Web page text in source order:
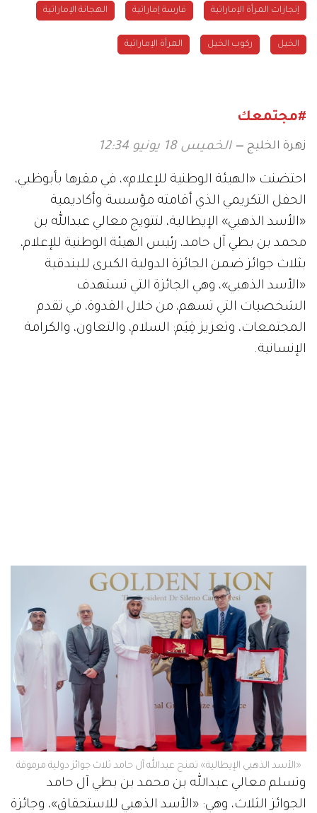
إنجازات المرأة الإماراتية فارسة إماراتية الهجانة الإماراتية
الخيل ركوب الخيل المرأة الإماراتية
#مجتمعك
زهرة الخليج الخميس 18 يونيو 12:34
احتضنت «الهيئة الوطنية للإعلام»، في مقرها بأبوظبي،
الحفل التكريمي الذي أقامته مؤسسة وأكاديمية
«الأسد الذهبي» الإيطالية، لتتويج معالي عبدالله بن
محمد بن بطي آل حامد، رئيس الهيئة الوطنية للإعلام،
بثلاث جوائز ضمن الجائزة الدولية الكبرى للبندقية
«الأسد الذهبي»، وهي الجائزة التي تستهدف
الشخصيات التي تسهم، من خلال القدوة، في تقدم
المجتمعات، وتعزيز قِيَم: السلام، والتعاون، والكرامة
الإنسانية.
«الأسد الذهبي الإيطالية» تمنح عبدالله آل حامد ثلاث جوائز دولية مرموقة
وتسلم معالي عبدالله بن محمد بن بطي آل حامد
الجوائز الثلاث، وهي: «الأسد الذهبي للاستحقاق»، وجائزة